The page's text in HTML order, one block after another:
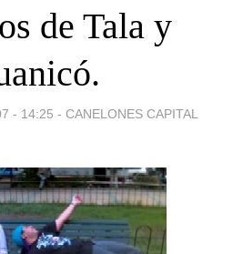
de Tala y
- 14:25 - CANELONES CAPITAL